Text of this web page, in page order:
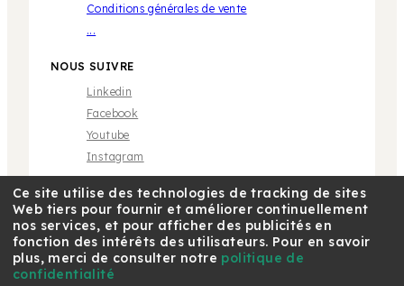
Conditions générales de vente
...
NOUS SUIVRE
Linkedin
Facebook
Youtube
Instagram
* Marque propriété de tiers sans aucune relation avec
Café Royal Pro SAS | © 2018 Café Royal
Ce site utilise des technologies de tracking de sites
Web tiers pour fournir et améliorer continuellement
nos services, et pour afficher des publicités en
fonction des intérêts des utilisateurs. Pour en savoir
plus, merci de consulter notre politique de
confidentialité